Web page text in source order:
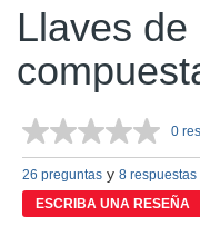
Llaves
Sin
en
la
0
26 preguntas y 8 respuestas
ESCRIBA UNA RESEÑA